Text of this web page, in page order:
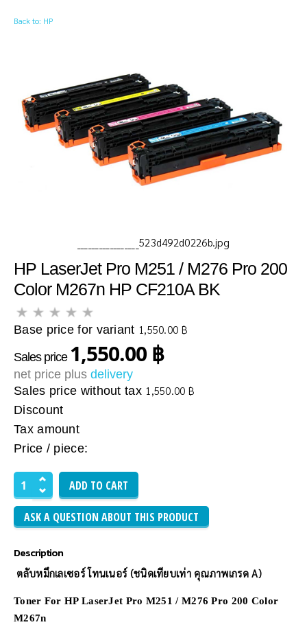
Back to: HP
_________________523d492d0226b.jpg
HP LaserJet Pro M251 / M276 Pro 200
Color M267n HP CF210A BK
Base price for variant 1,550.00 ฿
Sales price 1,550.00 ฿
net price plus delivery
Sales price without tax 1,550.00 ฿
Discount
Tax amount
Price / piece:
ASK A QUESTION ABOUT THIS PRODUCT
Description
ตลับหมึกเลเซอร์ โทนเนอร์ (ชนิดเทียบเท่า คุณภาพเกรด A)
Toner For HP LaserJet Pro M251 / M276 Pro 200 Color
M267n